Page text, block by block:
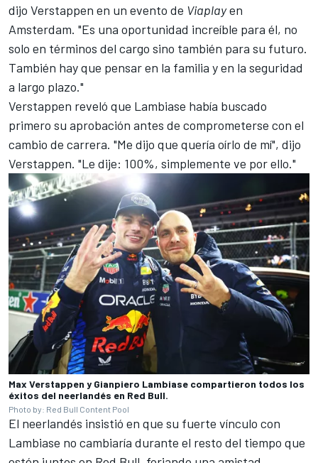
dijo Verstappen en un evento de Viaplayen
Amsterdam. "Es una oportunidad increíble para él, no
solo en términos del cargo sino también para su futuro.
También hay que pensar en la familia y en la seguridad
a largo plazo."
Verstappen reveló que Lambiase había buscado
primero su aprobación antes de comprometerse con el
cambio de carrera. "Me dijo que quería oírlo de mí", dijo
Verstappen. "Le dije: 100%, simplemente ve por ello."
Max Verstappen y Gianpiero Lambiase compartieron todos los
éxitos del neerlandés en Red Bull.
Photo by: Red Bull Content Pool
El neerlandés insistió en que su fuerte vínculo con
Lambiase no cambiaría durante el resto del tiempo que